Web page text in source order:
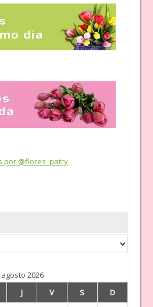
por @flores_patry
agosto 2026
J V S
D